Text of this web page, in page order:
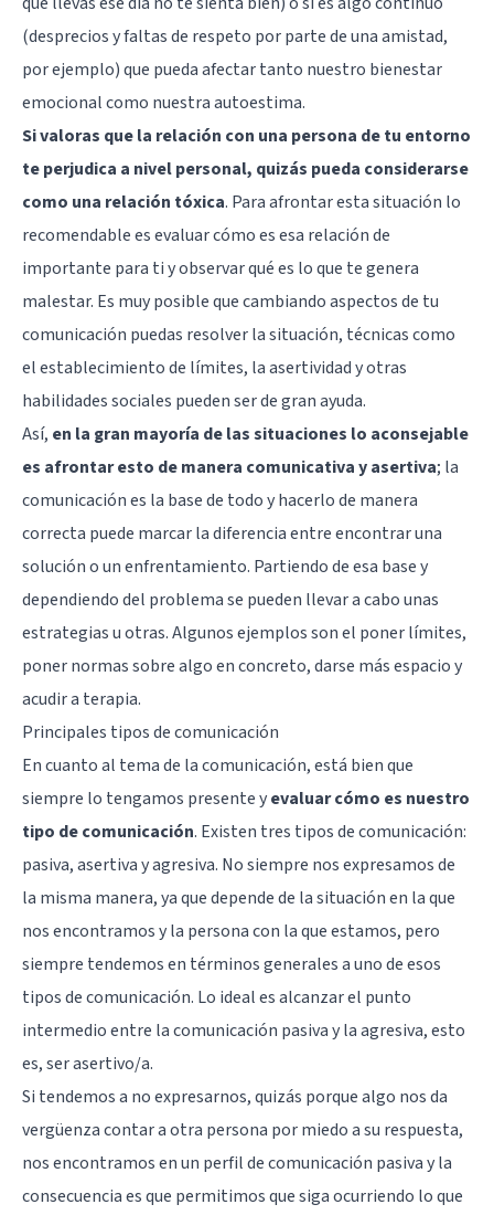
(desprecios y faltas de respeto por parte de una amistad,
por ejemplo) que pueda afectar tanto nuestro bienestar
emocional como nuestra autoestima.
Si valoras que la relación con una persona de tu entorno
te perjudica a nivel personal, quizás pueda considerarse
como una relación tóxica. Para afrontar esta situación lo
recomendable es evaluar cómo es esa relación de
importante para ti y observar qué es lo que te genera
malestar. Es muy posible que cambiando aspectos de tu
comunicación puedas resolver la situación, técnicas como
el establecimiento de límites, la asertividad y otras
habilidades sociales pueden ser de gran ayuda.
Así, en la gran mayoría de las situaciones lo aconsejable
es afrontar esto de manera comunicativa y asertiva; la
comunicación es la base de todo y hacerlo de manera
correcta puede marcar la diferencia entre encontrar una
solución o un enfrentamiento. Partiendo de esa base y
dependiendo del problema se pueden llevar a cabo unas
estrategias u otras. Algunos ejemplos son el poner límites,
poner normas sobre algo en concreto, darse más espacio y
acudir a terapia.
Principales tipos de comunicación
En cuanto al tema de la comunicación, está bien que
siempre lo tengamos presente yevaluar cómo es nuestro
tipo de comunicación. Existen tres tipos de comunicación:
pasiva, asertiva y agresiva. No siempre nos expresamos de
la misma manera, ya que depende de la situación en la que
nos encontramos y la persona con la que estamos, pero
siempre tendemos en términos generales a uno de esos
tipos de comunicación. Lo ideal es alcanzar el punto
intermedio entre la comunicación pasiva y la agresiva, esto
es, ser asertivo/a.
Si tendemos a no expresarnos, quizás porque algo nos da
vergüenza contar a otra persona por miedo a su respuesta,
nos encontramos en un perfil de comunicación pasiva y la
consecuencia es que permitimos que siga ocurriendo lo que